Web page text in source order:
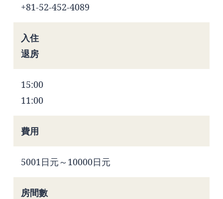
+81-52-452-4089
入住
退房
15:00
11:00
費用
5001日元～10000日元
房間數